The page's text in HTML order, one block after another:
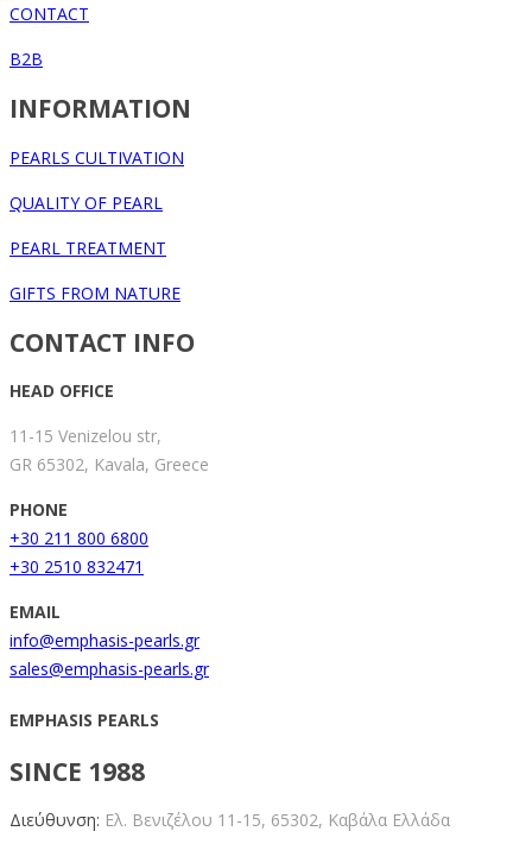
CONTACT
B2B
INFORMATION
PEARLS CULTIVATION
QUALITY OF PEARL
PEARL TREATMENT
GIFTS FROM NATURE
CONTACT INFO
HEAD OFFICE
11-15 Venizelou str,
GR 65302, Kavala, Greece
PHONE
+30 211 800 6800
+30 2510 832471
EMAIL
info@emphasis-pearls.gr
sales@emphasis-pearls.gr
EMPHASIS PEARLS
SINCE 1988
Διεύθυνση: Ελ. Βενιζέλου 11-15, 65302, Καβάλα Ελλάδα